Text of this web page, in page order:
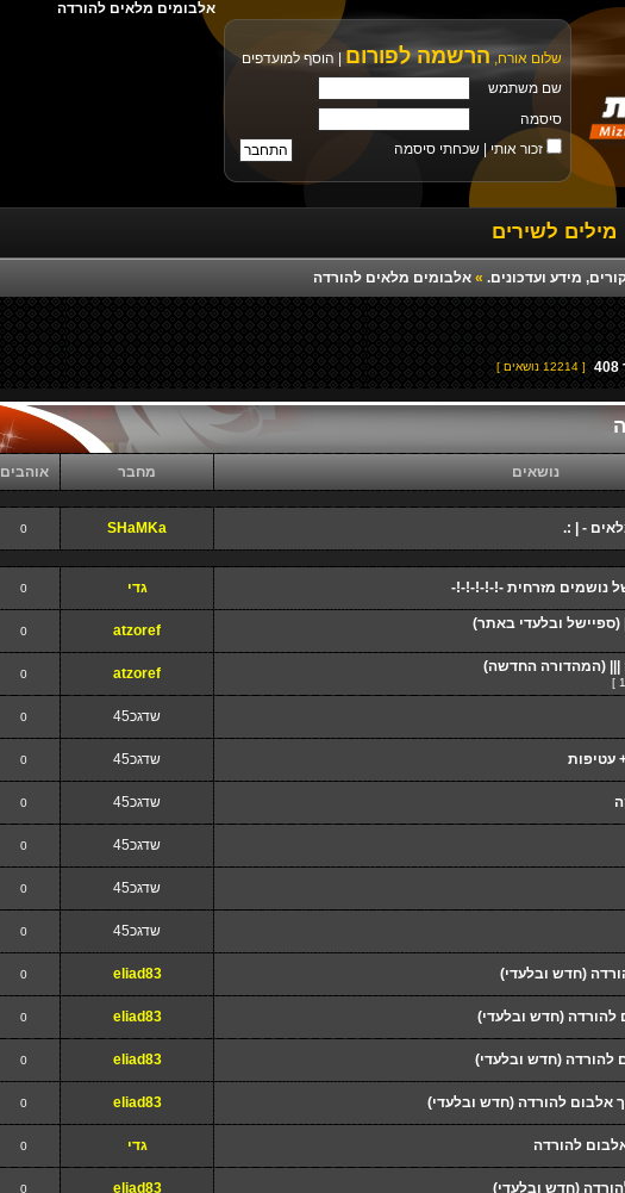
שלום אורח, הרשמה לפורום
הוסף למועדפים
שם משתמש
סיסמה
זכור אותי |שכחתי סיסמה
אלבומים מלאים להורדה
מילים לשירים
מידע ועדכונים. » אלבומים מלאים להורדה
408 [ 12214 נושאים ]
נושאים מחבר אוהבים
- | :.
SHaMKa
0
נושמים מזרחית -!-!-!-!-!- גדי 0
(ספיישל ובלעדי באתר) atzoref
0
||| (המהדורה החדשה)
]
atzoref
0
שדגכ45 0
עטיפות שדגכ45 0
שדגכ45 0
שדגכ45 0
שדגכ45 0
שדגכ45 0
(חדש ובלעדי) eliad83
0
להורדה (חדש ובלעדי) eliad83
0
להורדה (חדש ובלעדי) eliad83
0
אלבום להורדה (חדש ובלעדי) eliad83
0
להורדה גדי 0
eliad83
0